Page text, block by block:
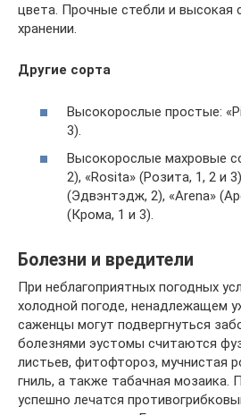
цвета. Прочные стебли и высокая
хранении.
Другие сорта
Высокорослые простые:
3).
Высокорослые махровые
2), «Rosita» (Розита, 1, 2 и
(Эдвэнтэдж, 2), «Arena»
(Крома, 1 и 3).
Болезни и вредители
При неблагоприятных погодных
холодной погоде, ненадлежащем
саженцы могут подвергнуться
болезнями эустомы считаются
листьев, фитофтороз, мучнистая
гниль, а также табачная мозаика.
успешно лечатся